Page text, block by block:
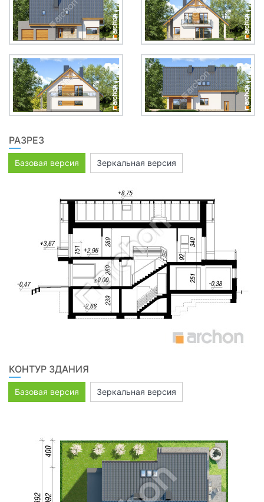
РАЗРЕЗ
Базовая версия Зеркальная версия
КОНТУР ЗДАНИЯ
Базовая версия Зеркальная версия